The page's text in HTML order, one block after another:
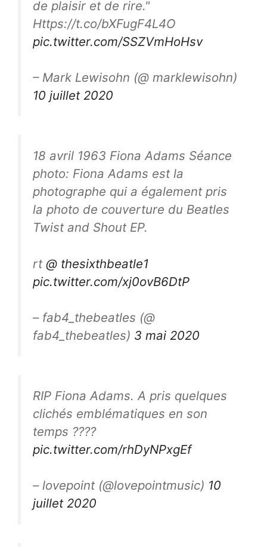
de plaisir et de rire."
Https://t.co/bXFugF4L4O
pic.twitter.com/SSZVmHoHsv
– Mark Lewisohn (@ marklewisohn)
10 juillet 2020
18 avril 1963 Fiona Adams Séance
photo: Fiona Adams est la
photographe qui a également pris
la photo de couverture du Beatles
Twist and Shout EP.
rt @ thesixthbeatle1
pic.twitter.com/xj0ovB6DtP
– fab4_thebeatles (@
fab4_thebeatles) 3 mai 2020
RIP Fiona Adams. A pris quelques
clichés emblématiques en son
temps ????
pic.twitter.com/rhDyNPxgEf
– lovepoint (@lovepointmusic) 10
juillet 2020